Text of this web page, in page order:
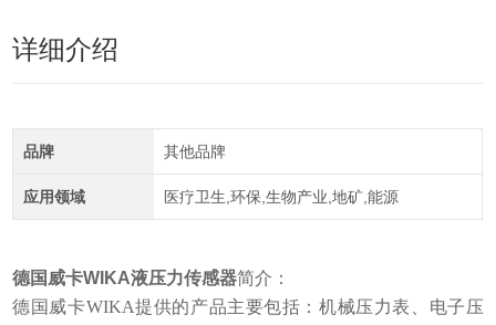
详细介绍
品牌 其他品牌
应用领域 医疗卫生,环保,生物产业,地矿,能源
德国威卡WIKA液压力传感器简介：
德国威卡WIKA提供的产品主要包括：机械压力表、电子压